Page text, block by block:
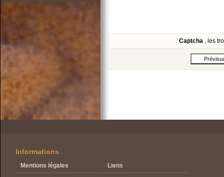
Captcha , les
Informations
Mentions légales Liens